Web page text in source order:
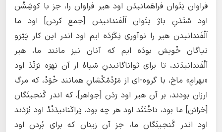
فراوان نِتَوان فراهَمانیدَن اود هیر فراوان را، جز با کوشِشْن
اود سْتَدَنِ باژ نِتَوان اَلْفَندانیدن [جمع کردن] اود ما
اَلْفَندانیدن هیر را نوآوری نِکَرْدَه ایم اود اندر این کار پَیْرَو
نیاگان خْویش بودَه ایم که آنان نیز مانند ما، هیر
اَلْفَندانیدَند، تا برای تَواناگانیدنِ سْپاهْ از آن بَهرَه بَرَنْدْ اود
«بهرامِ» ماخ، با گروه-ای از مَرْدُمْکُشانِ همانند خْوَدْ، که مرگ
ارزان بودند، بر آن هیر اود رَدَن [جواهر]، که اندر گَنجینَگان
[خزائن] ما بود، تاخْتَنْد اود هر چه بود، پَراکَنانیدَنْدْ اود بُرْدَند
اود اندر گَنجینَگان ما، جز آن زینان که برای بُردن اود